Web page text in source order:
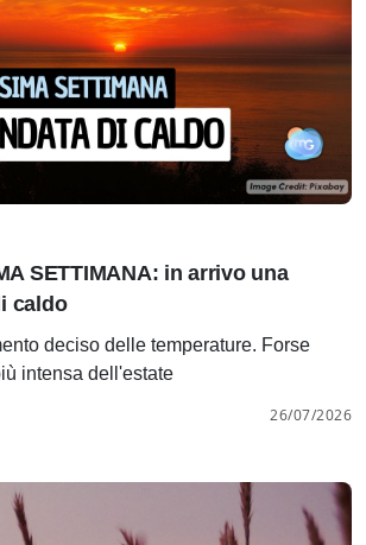
SETTIMANA: in arrivo una
caldo
deciso delle temperature. Forse
intensa dell'estate
26/07/2026